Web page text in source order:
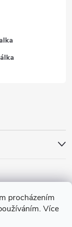
procházením
Více